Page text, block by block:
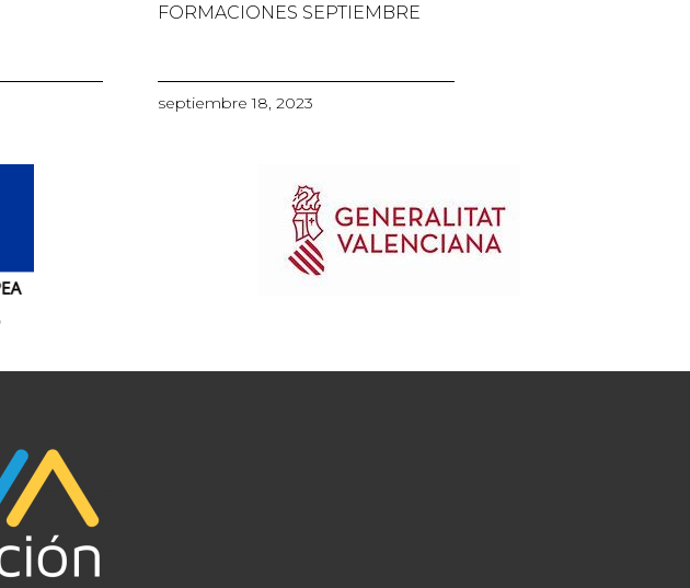
FORMACIONES SEPTIEMBRE
septiembre 18, 2023